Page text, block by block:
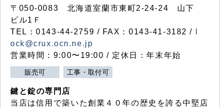
〒050-0083 北海道室蘭市東町2-24-24 山下
ビル1Ｆ
TEL：0143-44-2759 / FAX：0143-41-3182 /
ock@crux.ocn.ne.jp
営業時間：9:00〜19:00 / 定休日：年末年始
販売可 工事・取付可
鍵と錠の専門店
当店は信用で築いた創業４０年の歴史を誇る中堅店